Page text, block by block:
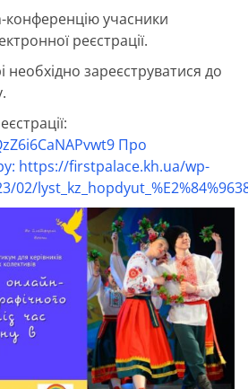
учасники
реєстрації.
необхідно зареєструватися до
Про
https://firstpalace.kh.ua/wp-
02/